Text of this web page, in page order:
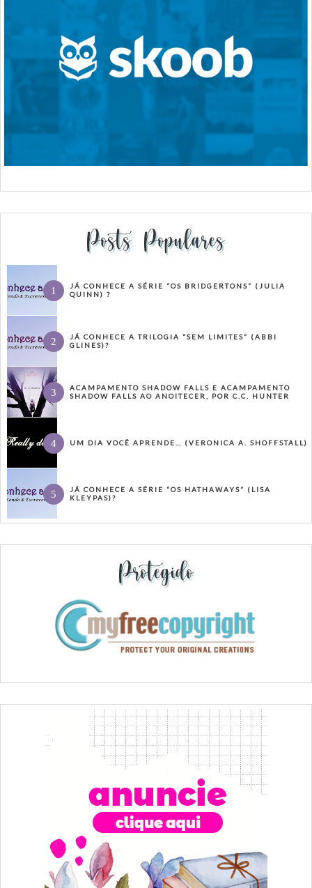
Posts Populares
JÁ CONHECE A SÉRIE “OS BRIDGERTONS” (JULIA
QUINN) ?
JÁ CONHECE A TRILOGIA “SEM LIMITES” (ABBI
GLINES)?
ACAMPAMENTO SHADOW FALLS E ACAMPAMENTO
SHADOW FALLS AO ANOITECER, POR C.C. HUNTER
UM DIA VOCÊ APRENDE… (VERONICA A. SHOFFSTALL)
JÁ CONHECE A SÉRIE “OS HATHAWAYS” (LISA
KLEYPAS)?
Protegido